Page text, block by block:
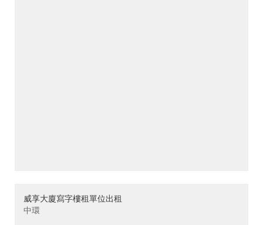
威享大廈寫字樓租單位出租
中環